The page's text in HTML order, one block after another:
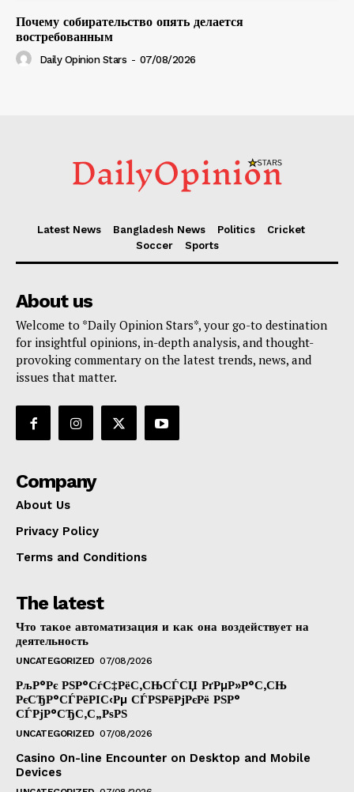
Почему собирательство опять делается
востребованным
Daily Opinion Stars - 07/08/2026
Latest News Bangladesh News Politics
Cricket
Soccer
Sports
About us
Welcome to *Daily Opinion Stars*, your go-to destination
for insightful opinions, in-depth analysis, and thought-
provoking commentary on the latest trends, news, and
issues that matter.
Company
About Us
Privacy Policy
Terms and Conditions
The latest
Что такое автоматизация и как она воздействует на
деятельность
UNCATEGORIZED 07/08/2026
РљР°Рє РЅР°СѓС‡РёС‚СЊСЃСЏ РґРµР»Р°С‚СЊ
РєСЂР°СЃРёРІС‹Рµ СЃРЅРёРјРєРё РЅР°
СЃРјР°СЂС‚С„РѕРЅ
UNCATEGORIZED 07/08/2026
Casino On-line Encounter on Desktop and Mobile
Devices